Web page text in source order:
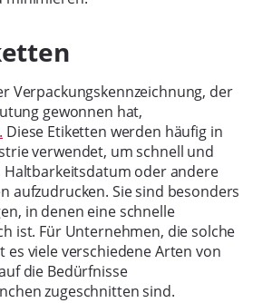
Verpackungskennzeichnung, der
gewonnen hat,
Diese Etiketten werden häufig in
verwendet, um schnell und
Haltbarkeitsdatum oder andere
aufzudrucken. Sie sind besonders
in denen eine schnelle
ist. Für Unternehmen, die solche
es viele verschiedene Arten von
die Bedürfnisse
zugeschnitten sind.